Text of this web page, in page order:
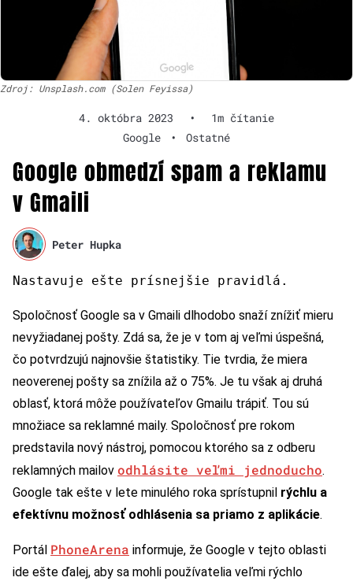
Zdroj: Unsplash.com (Solen Feyissa)
4. októbra 2023 •
1m čítanie
Google
• Ostatné
Google obmedzí spam a reklamu
v Gmaili
Peter Hupka
Nastavuj e ešte prísnejšie pravidlá.
Spoločnosť Google sa v Gmaili dlhodobo snaží znížiť mieru
nevyžiadanej pošty. Zdá sa, že je v tom aj veľmi úspešná,
čo potvrdzujú najnovšie štatistiky. Tie tvrdia, že miera
neoverenej pošty sa znížila až o 75%. Je tu však aj druhá
oblasť, ktorá môže používateľov Gmailu trápiť. Tou sú
množiace sa reklamné maily. Spoločnosť pre rokom
predstavila nový nástroj, pomocou ktorého sa z odberu
reklamných mailov odhlásite veľmi jednoducho.
Google tak ešte v lete minulého roka sprístupnil rýchlu a
efektívnu možnosť odhlásenia sa priamo z aplikácie.
Portál PhoneArena informuje, že Google v tejto oblasti
ide ešte ďalej, aby sa mohli používatelia veľmi rýchlo